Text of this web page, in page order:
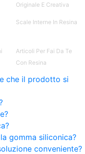
Epossidica
Polietilene telo
legno Colla
epossidici Colla
per Epossidici
bicomponente
Epossidico
epossidiche
epossidico
Colla
pro e
plastica See
Originale E Creativa
Scale Interne In Resina
Articoli Per Fai Da Te
Con Resina
che il prodotto si
gomma siliconica?
conveniente?